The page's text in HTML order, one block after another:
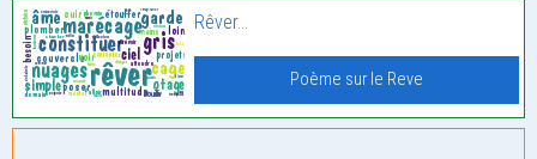
Rêver…
Poème sur le Reve